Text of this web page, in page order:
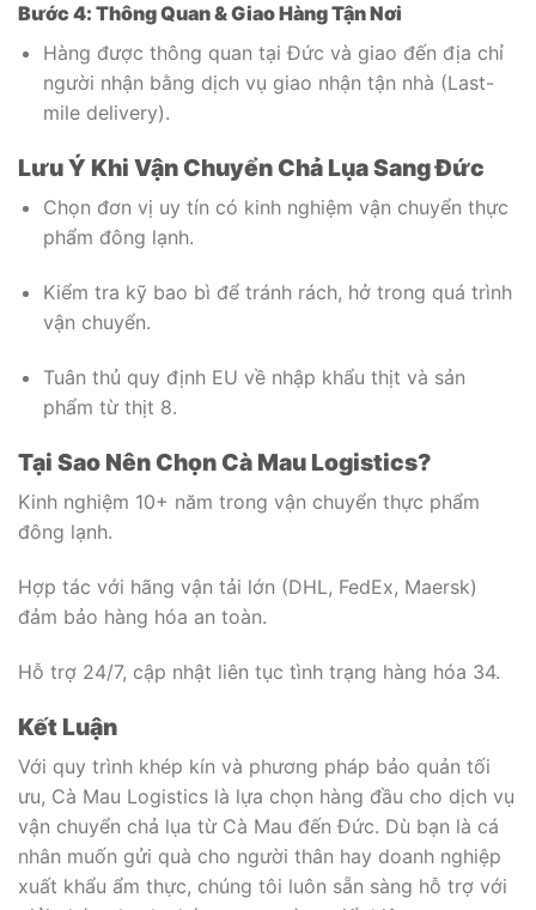
Bước 4: Thông Quan & Giao Hàng Tận Nơi
Hàng được thông quan tại Đức và giao đến địa chỉ
người nhận bằng dịch vụ giao nhận tận nhà (Last-
mile delivery).
Lưu Ý Khi Vận Chuyển Chả Lụa Sang Đức
Chọn đơn vị uy tín có kinh nghiệm vận chuyển thực
phẩm đông lạnh.
Kiểm tra kỹ bao bì để tránh rách, hở trong quá trình
vận chuyển.
Tuân thủ quy định EU về nhập khẩu thịt và sản
phẩm từ thịt 8.
Tại Sao Nên Chọn Cà Mau Logistics?
Kinh nghiệm 10+ năm trong vận chuyển thực phẩm
đông lạnh.
Hợp tác với hãng vận tải lớn (DHL, FedEx, Maersk)
đảm bảo hàng hóa an toàn.
Hỗ trợ 24/7, cập nhật liên tục tình trạng hàng hóa 34.
Kết Luận
Với quy trình khép kín và phương pháp bảo quản tối
ưu, Cà Mau Logistics là lựa chọn hàng đầu cho dịch vụ
vận chuyển chả lụa từ Cà Mau đến Đức. Dù bạn là cá
nhân muốn gửi quà cho người thân hay doanh nghiệp
xuất khẩu ẩm thực, chúng tôi luôn sẵn sàng hỗ trợ với